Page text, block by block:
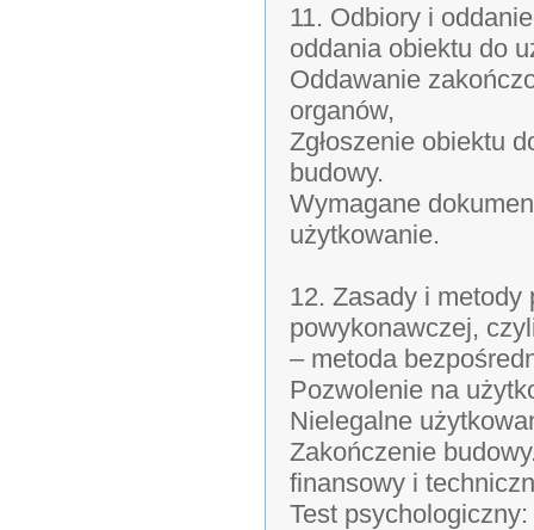
11. Odbiory i
oddania obiektu do
Oddawanie
organów,
Zgłoszenie obiektu
budowy.
Wymagane
użytkowanie.
12. Zasady i
powykonawczej,
– metoda
Pozwolenie na
Nielegalne
Zakończenie
finansowy i
Test psychologiczny: